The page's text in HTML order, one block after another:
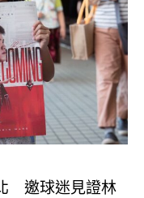
邀球迷見證林